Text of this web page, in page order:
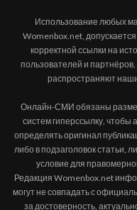
Использование любых
Womenbox.net,
корректной ссылки на
пользователей и
распространяют
Онлайн-СМИ обязаны
систем гиперссылку, чтобы
определять оригинал
либо в подзаголовок статьи,
условие для
Редакция Womenbox.net
могут не совпадать с
за достоверность,